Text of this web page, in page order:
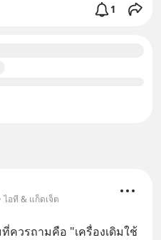
1
ไอที & แก็ดเจ็ต
ควรถามคือ "เครื่องเดิมใช้